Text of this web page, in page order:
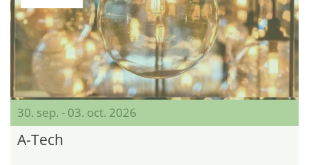
30. sep. - 03. oct. 2026
A-Tech